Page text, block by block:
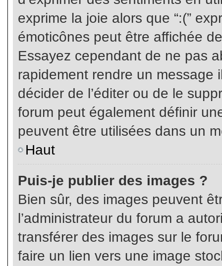
exprime la joie alors que “:(”
émoticônes peut être affichée
Essayez cependant de ne pas
rapidement rendre un message
décider de l’éditer ou de le
forum peut également définir
peuvent être utilisées dans un
Haut
Puis-je publier des images ?
Bien sûr, des images peuvent
l’administrateur du forum a
transférer des images sur le
faire un lien vers une image